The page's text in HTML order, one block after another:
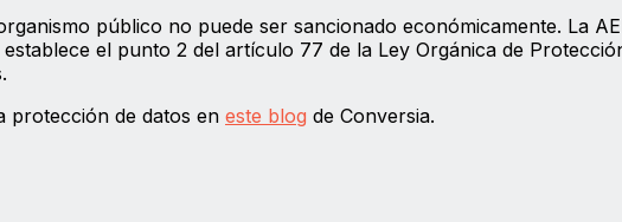
público no puede ser sancionado económicamente. La
el punto 2 del artículo 77 de la Ley Orgánica de
protección de datos en este blog de Conversia.